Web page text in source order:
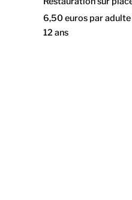
6,50 euros par
12 ans